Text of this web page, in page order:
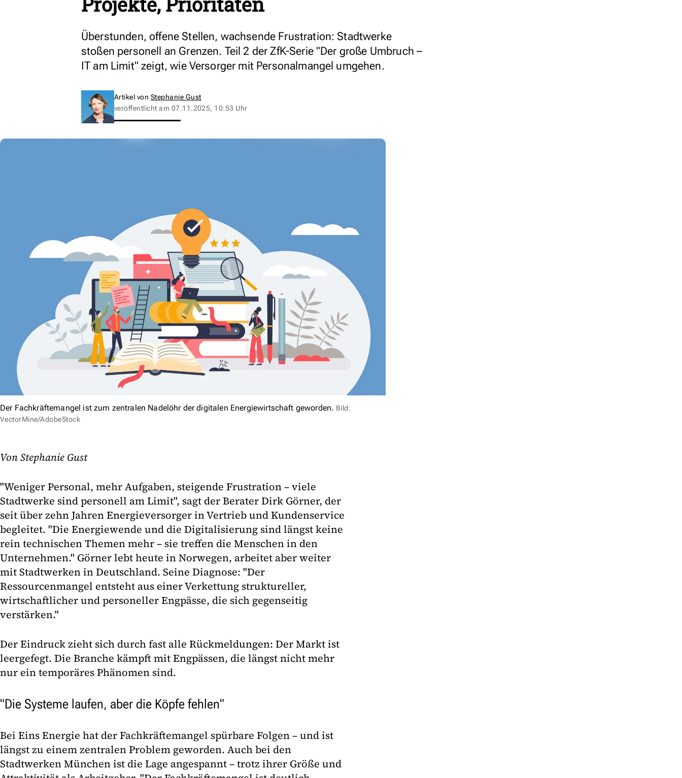
Überstunden, offene Stellen, wachsende Frustration: Stadtwerke
stoßen personell an Grenzen. Teil 2 der ZfK-Serie "Der große Umbruch –
IT am Limit" zeigt, wie Versorger mit Personalmangel umgehen.
Artikel von Stephanie Gust
veröffentlicht am 07.11.2025, 10:53 Uhr
Der Fachkräftemangel ist zum zentralen Nadelöhr der digitalen Energiewirtschaft geworden. Bild:
VectorMine/AdobeStock
Von Stephanie Gust
"Weniger Personal, mehr Aufgaben, steigende Frustration – viele
Stadtwerke sind personell am Limit", sagt der Berater Dirk Görner, der
seit über zehn Jahren Energieversorger in Vertrieb und Kundenservice
begleitet. "Die Energiewende und die Digitalisierung sind längst keine
rein technischen Themen mehr – sie treffen die Menschen in den
Unternehmen." Görner lebt heute in Norwegen, arbeitet aber weiter
mit Stadtwerken in Deutschland. Seine Diagnose: "Der
Ressourcenmangel entsteht aus einer Verkettung struktureller,
wirtschaftlicher und personeller Engpässe, die sich gegenseitig
verstärken."
Der Eindruck zieht sich durch fast alle Rückmeldungen: Der Markt ist
leergefegt. Die Branche kämpft mit Engpässen, die längst nicht mehr
nur ein temporäres Phänomen sind.
"Die Systeme laufen, aber die Köpfe fehlen"
Bei Eins Energie hat der Fachkräftemangel spürbare Folgen – und ist
längst zu einem zentralen Problem geworden. Auch bei den
Stadtwerken München ist die Lage angespannt – trotz ihrer Größe und